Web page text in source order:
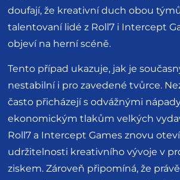
doufají, že kreativní duch obou
talentovaní lidé z Roll7 i Intercept
objeví na herní scéně.
Tento případ ukazuje, jak je
nestabilní i pro zavedené tvůrce.
často přicházejí s odvážnými
ekonomickým tlakům velkých
Roll7 a Intercept Games znovu
udržitelnosti kreativního vývoje v
ziskem. Zároveň připomíná, že